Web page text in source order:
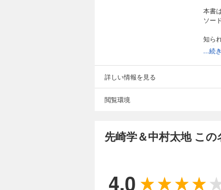
本書
ソー
知ら
ら
ス
同時
第１
佐藤
...続
詳しい情報を見る
閲覧環境
先崎学＆中村太地 こ
4.0